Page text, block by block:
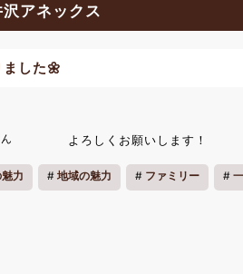
沢アネックス
した🌼
よろしくお願いします！
力 地域の魅力 ファミリー